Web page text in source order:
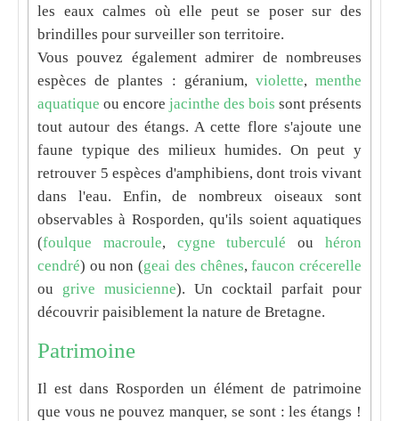
les eaux calmes où elle peut se poser sur des
brindilles pour surveiller son territoire.
Vous pouvez également admirer de nombreuses
espèces de plantes : géranium, violette,menthe
aquatique ou encore jacinthe des bois sont présents
tout autour des étangs. A cette flore s'ajoute une
faune typique des milieux humides. On peut y
retrouver 5 espèces d'amphibiens, dont trois vivant
dans l'eau. Enfin, de nombreux oiseaux sont
observables à Rosporden, qu'ils soient aquatiques
(foulque macroule, cygne tuberculé ouhéron
cendré) ou non (geai des chênes,faucon crécerelle
ou grive musicienne). Un cocktail parfait pour
découvrir paisiblement la nature de Bretagne.
Patrimoine
Il est dans Rosporden un élément de patrimoine
que vous ne pouvez manquer, se sont : les étangs !